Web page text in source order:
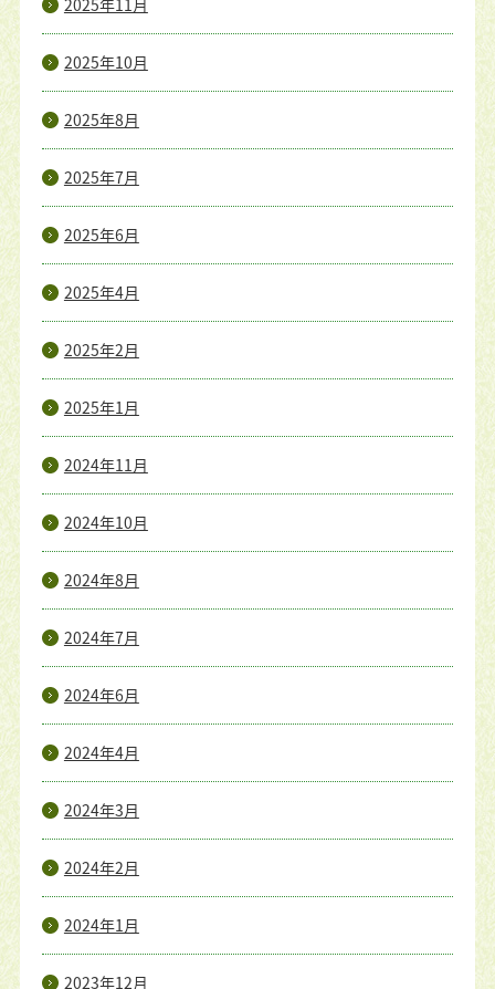
2025年11月
2025年10月
2025年8月
2025年7月
2025年6月
2025年4月
2025年2月
2025年1月
2024年11月
2024年10月
2024年8月
2024年7月
2024年6月
2024年4月
2024年3月
2024年2月
2024年1月
2023年12月